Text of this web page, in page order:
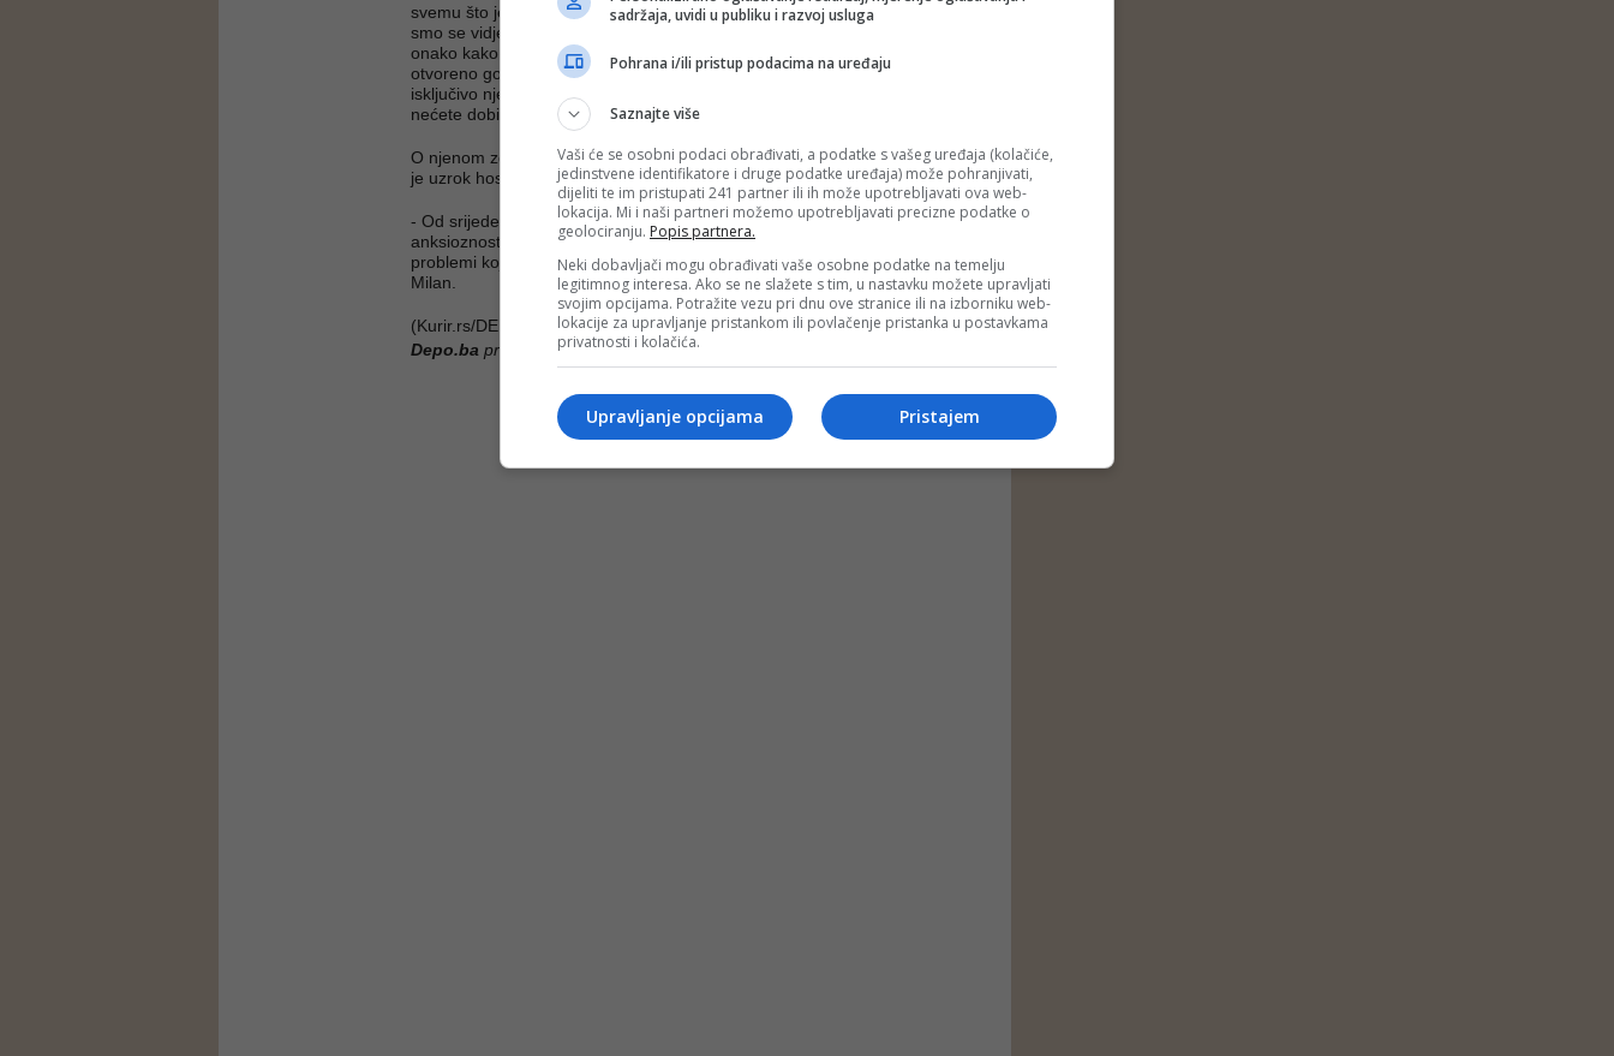
svemu što je objavljivano, vjerovatno ni sam ne bih mogao izdržati. Danas
smo se vidjeli i mogu samo reći da sam miran, jer je moja Mina dobro i nije
onako kako je predstavljeno u medijima. Nije ni blizu toga. Mina je oduvijek
otvoreno govorila o svom životu pred javnošću, ali ova situacija tiče se
isključivo nje i njene porodice. Od mene ne očekujte dodatne izjave jer ih
nećete dobiti - poručio je Kasper.
O njenom zdravstvenom stanju govorio je i bratMilan Kostić , koji tvrdi da
je uzrok hospitalizacije dugogodišnja borba s anksioznošću.
- Od srijede do nedjelje bio sam uz nju. Ljekari su odlučili da je zadrže zbog
anksioznosti. Sve se to godinama nakupljalo, a razlog su uglavnom tuđi
problemi koje je preuzimala na sebe. Kasper ju je danas posjetio - rekao je
Milan.
(Kurir.rs/DEPO PORTAL/au/Foto: Facebook)
Depo.ba pratite putem društvenih mreža
sadržaja, uvidi u publiku i razvoj usluga
Pohrana i/ili pristup podacima na uređaju
Saznajte više
Vaši će se osobni podaci obrađivati, a podatke s vašeg uređaja (kolačiće,
jedinstvene identifikatore i druge podatke uređaja) može pohranjivati,
dijeliti te im pristupati 241 partner ili ih može upotrebljavati ova web-
lokacija. Mi i naši partneri možemo upotrebljavati precizne podatke o
geolociranju. Popis partnera.
Neki dobavljači mogu obrađivati vaše osobne podatke na temelju
legitimnog interesa. Ako se ne slažete s tim, u nastavku možete upravljati
svojim opcijama. Potražite vezu pri dnu ove stranice ili na izborniku web-
lokacije za upravljanje pristankom ili povlačenje pristanka u postavkama
privatnosti i kolačića.
Pristajem
Upravljanje opcijama